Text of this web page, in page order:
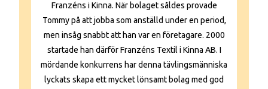
Franzéns i Kinna. När bolaget såldes provade
Tommy på att jobba som anställd under en period,
men insåg snabbt att han var en företagare. 2000
startade han därför Franzéns Textil i Kinna AB. I
mördande konkurrens har denna tävlingsmänniska
lyckats skapa ett mycket lönsamt bolag med god